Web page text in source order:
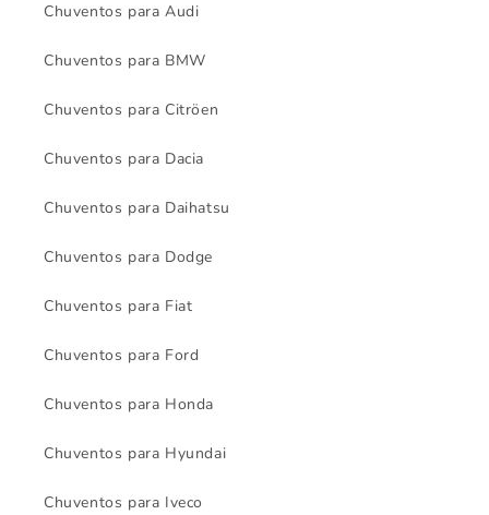
Chuventos para Audi
Chuventos para BMW
Chuventos para Citröen
Chuventos para Dacia
Chuventos para Daihatsu
Chuventos para Dodge
Chuventos para Fiat
Chuventos para Ford
Chuventos para Honda
Chuventos para Hyundai
Chuventos para Iveco